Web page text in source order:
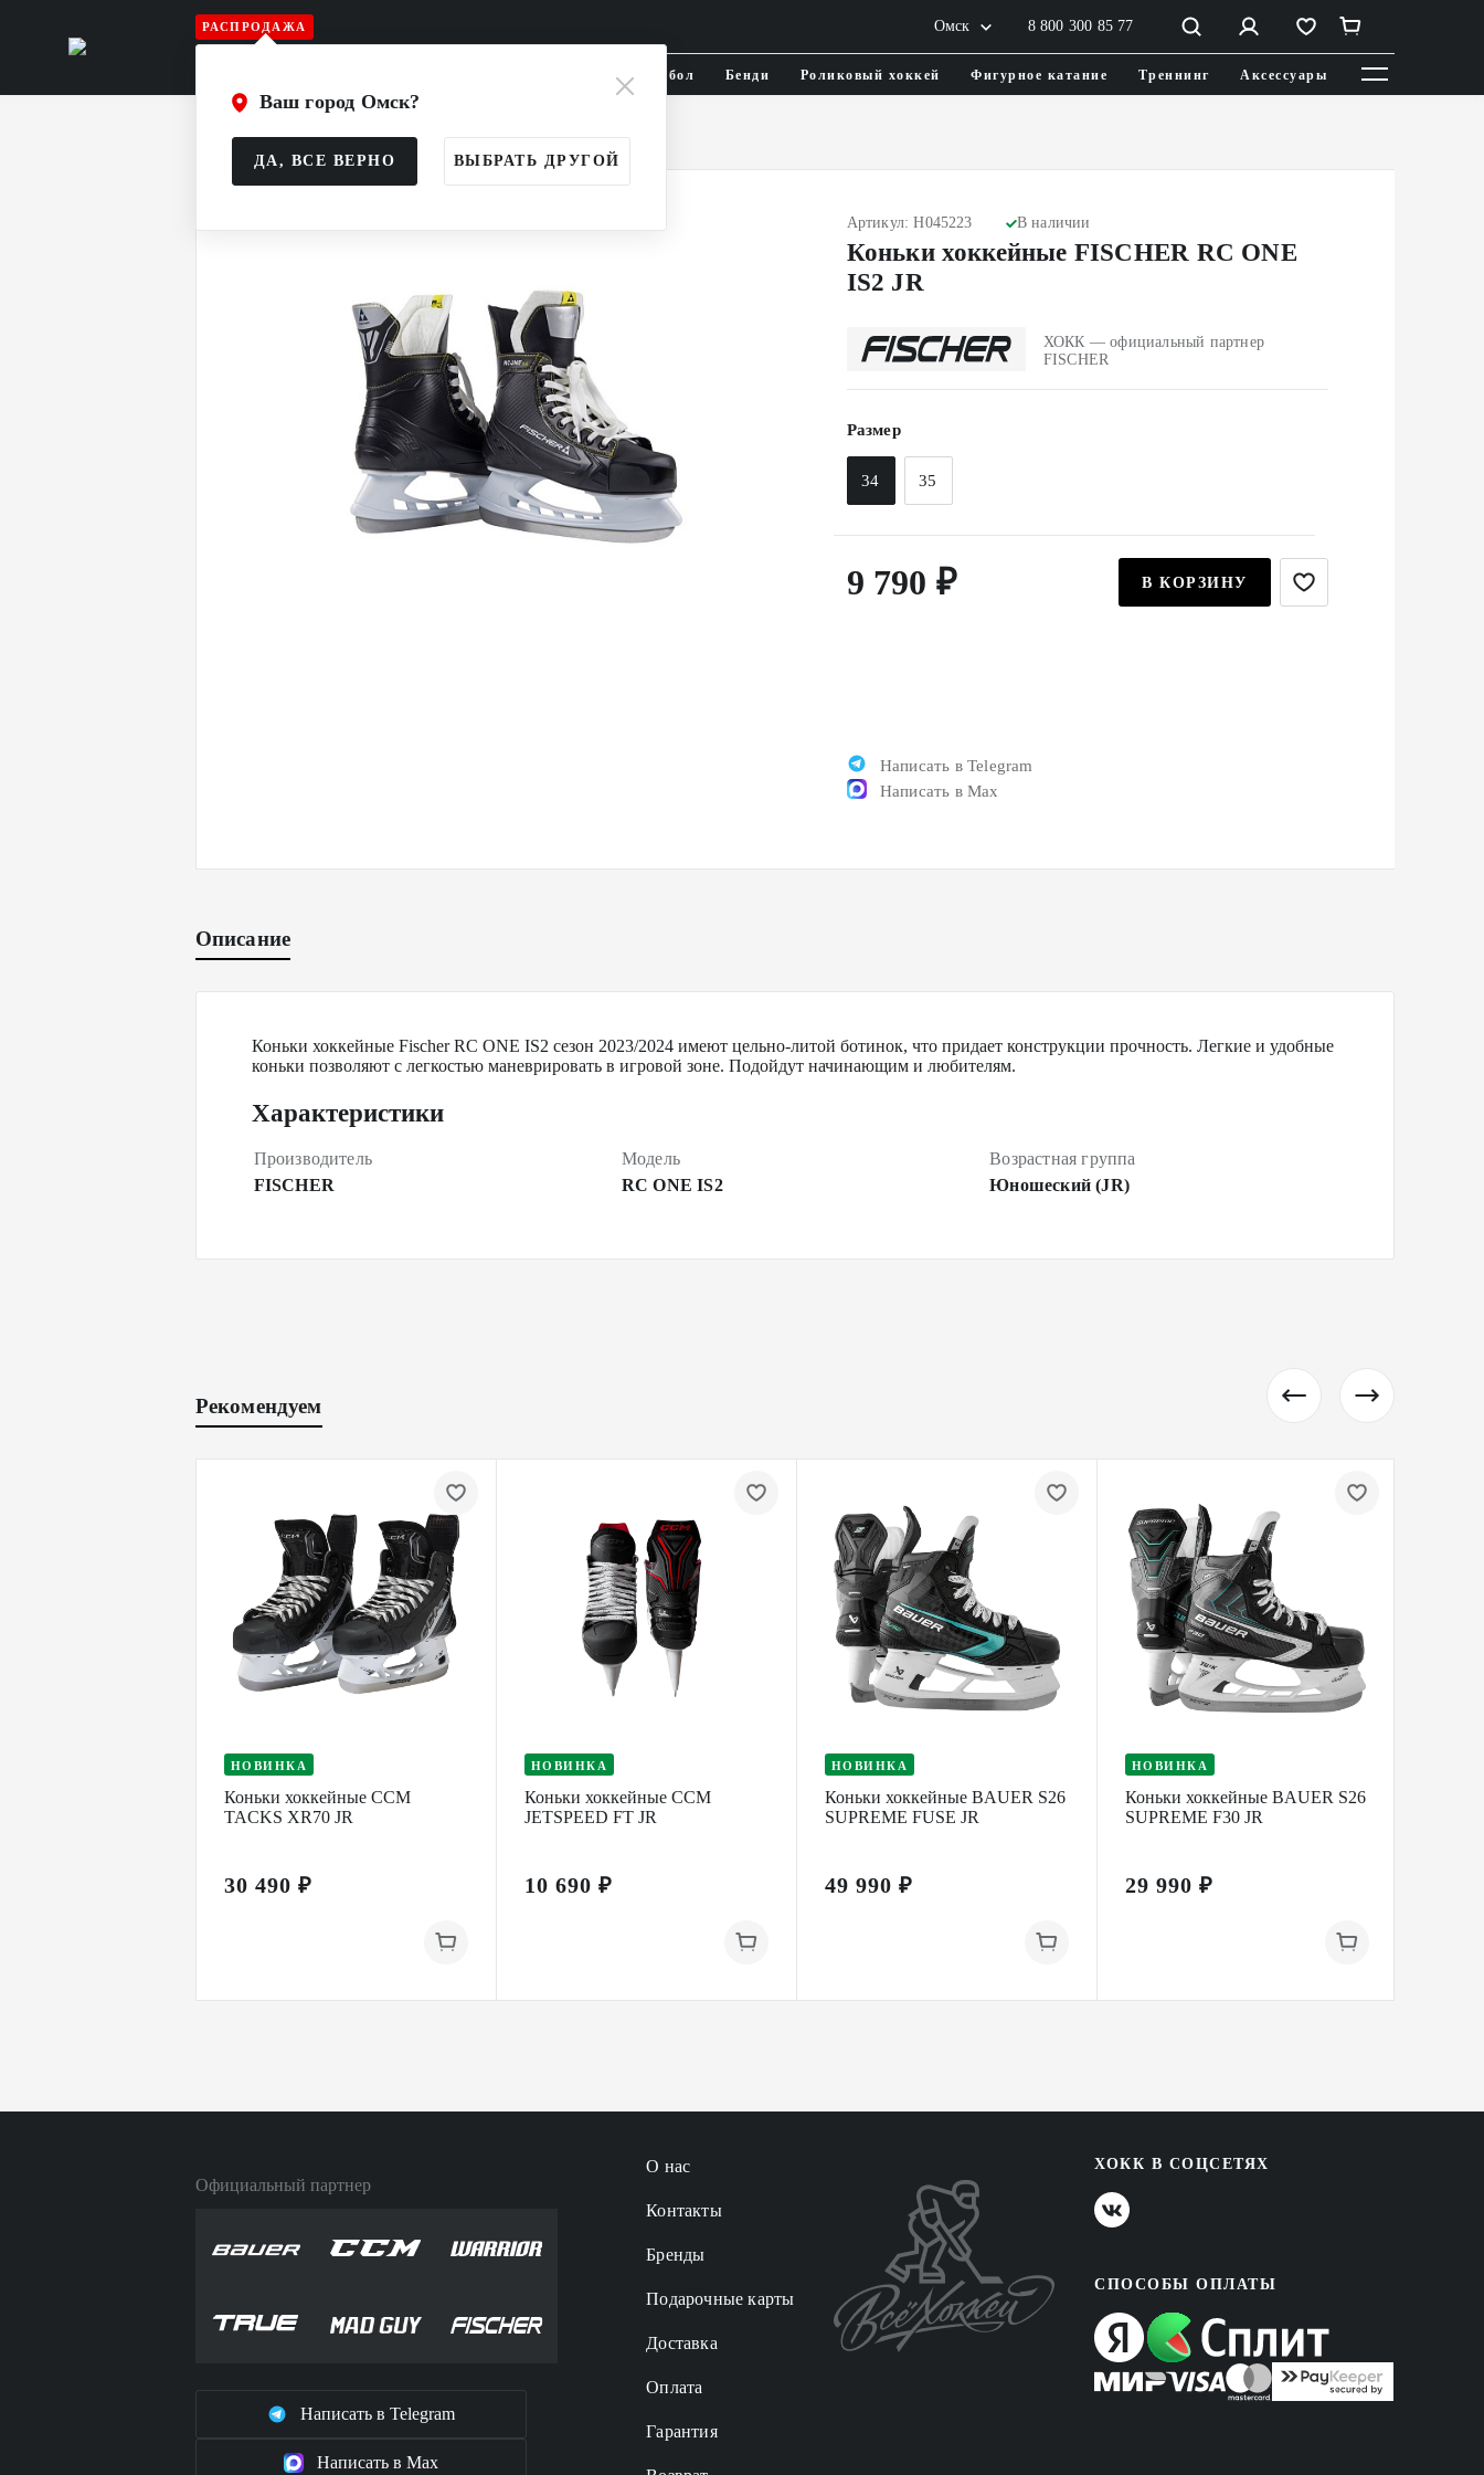
РАСПРОДАЖА Омск 8 800 300 85 77
Флорбол Бенди Роликовый хоккей Фигурное катание Треннинг Аксессуары
Ваш город Омск?
ДА, ВСЕ ВЕРНО ВЫБРАТЬ ДРУГОЙ
Главная Каталог Игрок Коньки Юношеские (JR)
Артикул: H045223 В наличии
Коньки хоккейные FISCHER RC ONE
IS2 JR
ХОКК — официальный партнер
FISCHER
Размер
34 35
9 790 ₽ В КОРЗИНУ
Написать в Telegram
Написать в Max
Описание
Коньки хоккейные Fischer RC ONE IS2 сезон 2023/2024 имеют цельно-литой ботинок, что придает конструкции прочность. Легкие и удобные
коньки позволяют с легкостью маневрировать в игровой зоне. Подойдут начинающим и любителям.
Характеристики
Производитель
FISCHER
Модель
RC ONE IS2
Возрастная группа
Юношеский (JR)
Рекомендуем
НОВИНКА
Коньки хоккейные CCM
TACKS XR70 JR
30 490 ₽
НОВИНКА
Коньки хоккейные CCM
JETSPEED FT JR
10 690 ₽
НОВИНКА
Коньки хоккейные BAUER S26
SUPREME FUSE JR
49 990 ₽
НОВИНКА
Коньки хоккейные BAUER S26
SUPREME F30 JR
29 990 ₽
Официальный партнер
Написать в Telegram
Написать в Max
О нас
Контакты
Бренды
Подарочные карты
Доставка
Оплата
Гарантия
ХОКК В СОЦСЕТЯХ
СПОСОБЫ ОПЛАТЫ